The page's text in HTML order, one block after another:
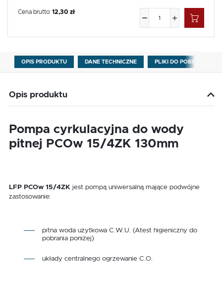
Cena brutto: 12,30 zł
OPIS PRODUKTU DANE TECHNICZNE PLIKI DO POBRANIA
Opis produktu
Pompa cyrkulacyjna do wody
pitnej PCOw 15/4ZK 130mm
LFP PCOw 15/4ZK jest pompą uniwersalną mające podwójne
zastosowanie:
pitna woda użytkowa C.W.U. (Atest higieniczny do
pobrania poniżej)
układy centralnego ogrzewanie C.O.